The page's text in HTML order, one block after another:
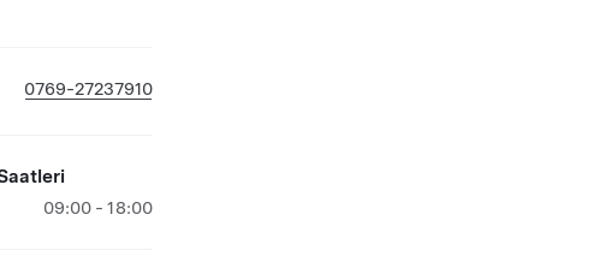
0769-27237910
09:00 - 18:00